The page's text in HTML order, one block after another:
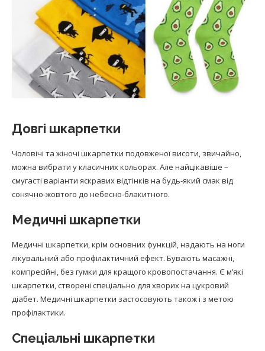
Довгі шкарпетки
Чоловічі та жіночі шкарпетки подовженої висоти, звичайно,
можна вибрати у класичних кольорах. Але найцікавіше –
смугасті варіанти яскравих відтінків на будь-який смак від
сонячно-жовтого до небесно-блакитного.
Медичні шкарпетки
Медичні шкарпетки, крім основних функцій, надають на ноги
лікувальний або профілактичний ефект. Бувають масажні,
компресійні, без гумки для кращого кровопостачання. Є м’які
шкарпетки, створені спеціально для хворих на цукровий
діабет. Медичні шкарпетки застосовують також і з метою
профілактики.
Спеціальні шкарпетки